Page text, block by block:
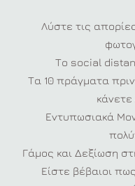
Λύστε τις
Το social
Τα 10 πράγματα
Εντυπωσιακά
Γάμος και Δεξίωση
Είστε βέβαιοι